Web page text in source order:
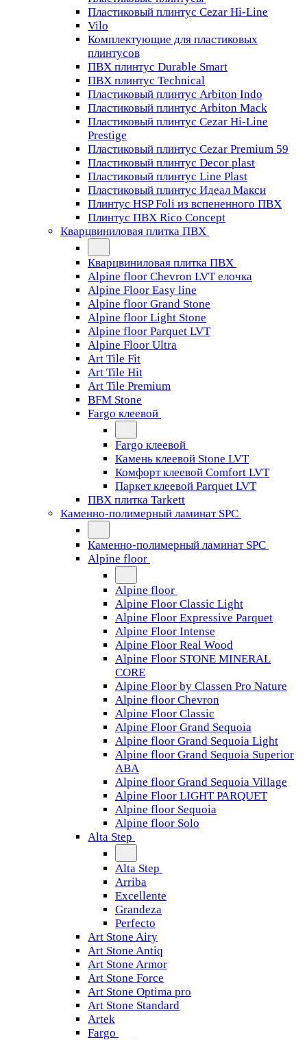
Пластиковый плинтус Cezar Hi-Line
Vilo
Комплектующие для пластиковых
плинтусов
ПВХ плинтус Durable Smart
ПВХ плинтус Technical
Пластиковый плинтус Arbiton Indo
Пластиковый плинтус Arbiton Mack
Пластиковый плинтус Cezar Hi-Line
Prestige
Пластиковый плинтус Cezar Premium 59
Пластиковый плинтус Decor plast
Пластиковый плинтус Line Plast
Пластиковый плинтус Идеал Макси
Плинтус HSP Foli из вспененного ПВХ
Плинтус ПВХ Rico Concept
Кварцвиниловая плитка ПВХ
Кварцвиниловая плитка ПВХ
Alpine floor Chevron LVT елочка
Alpine Floor Easy line
Alpine floor Grand Stone
Alpine floor Light Stone
Alpine floor Parquet LVT
Alpine Floor Ultra
Art Tile Fit
Art Tile Hit
Art Tile Premium
BFM Stone
Fargo клеевой
Fargo клеевой
Камень клеевой Stone LVT
Комфорт клеевой Comfort LVT
Паркет клеевой Parquet LVT
ПВХ плитка Tarkett
Каменно-полимерный ламинат SPC
Каменно-полимерный ламинат SPC
Alpine floor
Alpine floor
Alpine Floor Classic Light
Alpine Floor Expressive Parquet
Alpine Floor Intense
Alpine Floor Real Wood
Alpine Floor STONE MINERAL
CORE
Alpine Floor by Classen Pro Nature
Alpine floor Chevron
Alpine Floor Classic
Alpine Floor Grand Sequoia
Alpine floor Grand Sequoia Light
Alpine floor Grand Sequoia Superior
ABA
Alpine floor Grand Sequoia Village
Alpine Floor LIGHT PARQUET
Alpine floor Sequoia
Alpine floor Solo
Alta Step
Alta Step
Arriba
Excellente
Grandeza
Perfecto
Art Stone Airy
Art Stone Antiq
Art Stone Armor
Art Stone Force
Art Stone Optima pro
Art Stone Standard
Artek
Fargo